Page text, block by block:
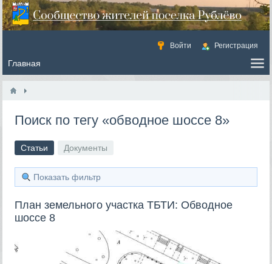
Войти Регистрация
Поиск по тегу «обводное шоссе 8»
Статьи Документы
Показать фильтр
План земельного участка ТБТИ: Обводное
шоссе 8